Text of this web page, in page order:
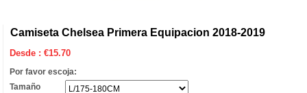
Camiseta Chelsea Primera Equipacion 2018-2019
Desde :€15.70
Por favor escoja:
Tamaño